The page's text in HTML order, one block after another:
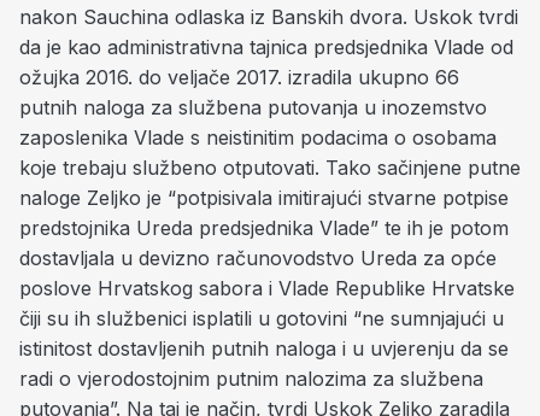
nakon Sauchina odlaska iz Banskih dvora. Uskok tvrdi
da je kao administrativna tajnica predsjednika Vlade od
ožujka 2016. do veljače 2017. izradila ukupno 66
putnih naloga za službena putovanja u inozemstvo
zaposlenika Vlade s neistinitim podacima o osobama
koje trebaju službeno otputovati. Tako sačinjene putne
naloge Zeljko je “potpisivala imitirajući stvarne potpise
predstojnika Ureda predsjednika Vlade” te ih je potom
dostavljala u devizno računovodstvo Ureda za opće
poslove Hrvatskog sabora i Vlade Republike Hrvatske
čiji su ih službenici isplatili u gotovini “ne sumnjajući u
istinitost dostavljenih putnih naloga i u uvjerenju da se
radi o vjerodostojnim putnim nalozima za službena
putovanja”. Na taj je način, tvrdi Uskok Zeljko zaradila